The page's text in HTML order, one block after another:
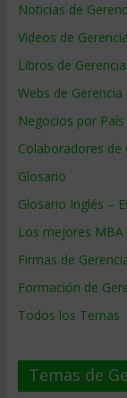
Noticias de
Videos de Gerencia
Libros de Gerencia
Webs de Gerencia
Negocios por País
Colaboradores de
Glosario
Glosario Inglés –
Los mejores MBA
Firmas de
Formación de
Todos los Temas
Temas de